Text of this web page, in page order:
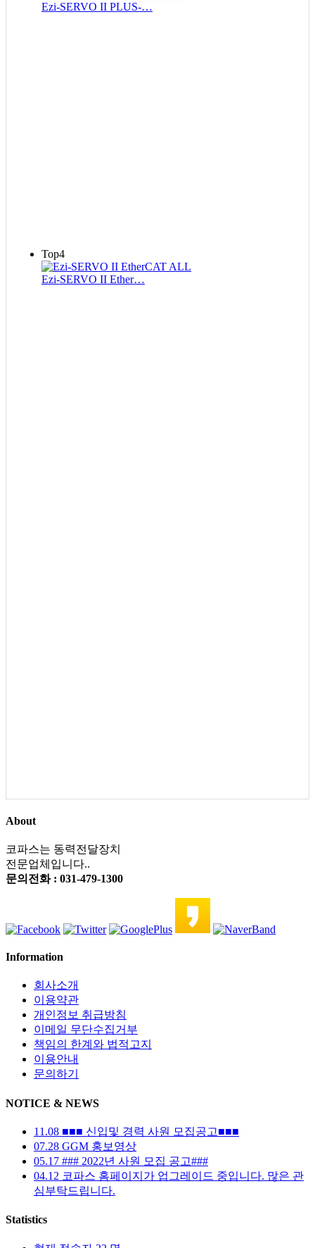
Ezi-SERVO II PLUS-…
Top4
Ezi-SERVO II Ether…
About
코파스는 동력전달장치
전문업체입니다..
문의전화 : 031-479-1300
Information
회사소개
이용약관
개인정보 취급방침
이메일 무단수집거부
책임의 한계와 법적고지
이용안내
문의하기
NOTICE & NEWS
11.08 ■■■ 신입및 경력 사원 모집공고■■■
07.28 GGM 홍보영상
05.17 ### 2022년 사원 모집 공고###
04.12 코파스 홈페이지가 업그레이드 중입니다. 많은 관
심부탁드립니다.
Statistics